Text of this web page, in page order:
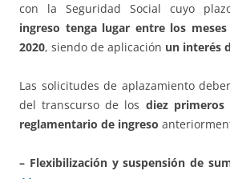
con la Seguridad Social cuyo
ingreso tenga lugar entre los
2020, siendo de aplicación un interés
Las solicitudes de aplazamiento
del transcurso de los diez primeros
reglamentario de ingreso
– Flexibilización y suspensión de